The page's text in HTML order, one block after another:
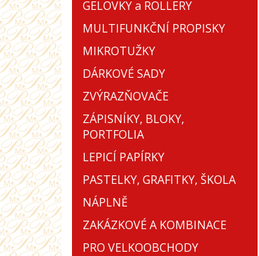
GELOVKY a ROLLERY
MULTIFUNKČNÍ PROPISKY
MIKROTUŽKY
DÁRKOVÉ SADY
ZVÝRAZŇOVAČE
ZÁPISNÍKY, BLOKY,
PORTFOLIA
LEPICÍ PAPÍRKY
PASTELKY, GRAFITKY, ŠKOLA
NÁPLNĚ
ZAKÁZKOVÉ A KOMBINACE
PRO VELKOOBCHODY